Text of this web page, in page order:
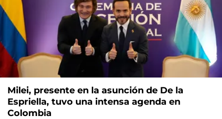
Milei, presente en la asunción de De la
Espriella, tuvo una intensa agenda en
Colombia